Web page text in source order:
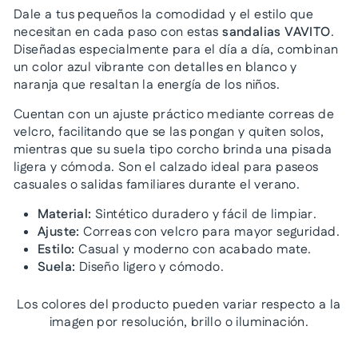
Dale a tus pequeños la comodidad y el estilo que
necesitan en cada paso con estassandalias VAVITO.
Diseñadas especialmente para el día a día, combinan
un color azul vibrante con detalles en blanco y
naranja que resaltan la energía de los niños.
Cuentan con un ajuste práctico mediante correas de
velcro, facilitando que se las pongan y quiten solos,
mientras que su suela tipo corcho brinda una pisada
ligera y cómoda. Son el calzado ideal para paseos
casuales o salidas familiares durante el verano.
Material: Sintético duradero y fácil de limpiar.
Ajuste: Correas con velcro para mayor seguridad.
Estilo: Casual y moderno con acabado mate.
Suela: Diseño ligero y cómodo.
Los colores del producto pueden variar respecto a la
imagen por resolución, brillo o iluminación.